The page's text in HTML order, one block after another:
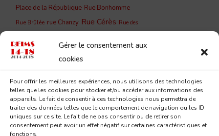
Gérer le consentement aux
cookies
Pour offrir les meilleures expériences, nous utilisons des technologies
telles que les cookies pour stocker et/ou accéder aux informations des
appareils. Le fait de consentir à ces technologies nous permettra de
traiter des données telles que le comportement de navigation ou les ID
uniques sur ce site. Le fait de ne pas consentir ou de retirer son
consentement peut avoir un effet négatif sur certaines caractéristiques et
fonctions.
Place de la République Rue Bonhomme
Rue Brûlée rue Chanzy Rue Cérès Rue des
Barbâtre
Rue du Cloître
Rue du Jard
Eugène Desteuque Rue Lesage Saint-
André Saint-Remi Sainte-
Geneviève